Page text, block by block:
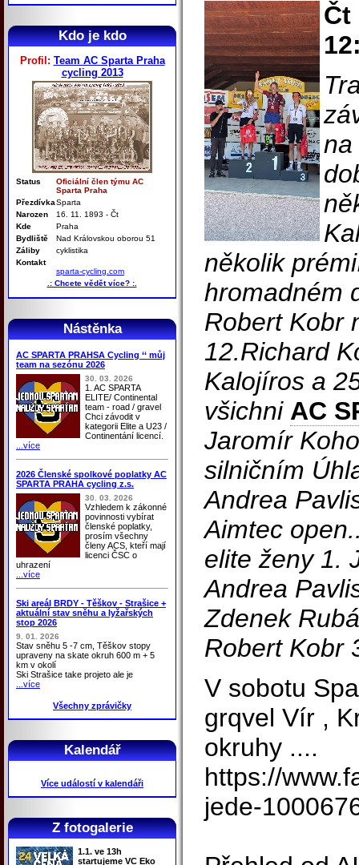
Kdo je kdo
Profil: Team AC Sparta Praha
cycling 2013
Status
Oficiální člen týmu AC
Sparta Praha
PřezdívkaSparta
Narozen
16. 11. 1893 - Čt
Kde
Praha
Bydliště
Nad Královskou oborou 51
Záliby
cyklistika
Kontakt
sparta-cycling.com
.: Chcete vědět více? :.
Nástěnka
AC SPARTA PRAHSA Cycling ‘‘ můj
team na sezónu 2026
30. 03. 2026
1. AC SPARTA
ELITE/ Continental
team - road / gravel
Chci závodit v
kategorii Elite a U23 /
Continentání licencí.
...více
2026 Členské spolkové poplatky AC
SPARTA PRAHA cycling z.s.
30. 03. 2026
Vzhledem k zákonné
povinnosti vybírat
členské poplatky,
prosím všechny
členy ACS, kteří mají
licenci ČSC o
uhrazení
...více
Ski areál BRDY - Těškov - Strašice +
aktuální stav sněhu a lyžařských
stop 2026
9. 01. 2026
Stav sněhu 5 -7 cm, Těškov stopy
upraveny na skate okruh 600 m + 5
km v okolí
Ski Strašice take projeto ale je
...více
Všechny zprávičky
Kalendář
Více událostí v kalendáři
Z fotogalerie
1.1. ve 13h
startujeme VC Eko
Čt
na
několik
hromadném
Robert Kobr
12.Richard
Kalojíros a
všichni AC
Jaromír
silničním
Andrea
Aimtec
elite ženy 1.
Andrea
Zdenek
Robert Kobr
V sobotu
grqvel Vír ,
okruhy ....
https://
jede-